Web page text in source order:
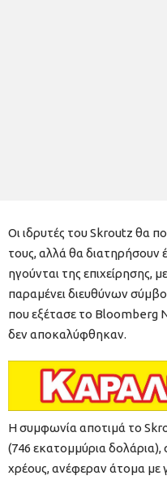
Οι ιδρυτές του Skroutz θα
τους, αλλά θα διατηρήσουν
ηγούνται της επιχείρησης,
παραμένει διευθύνων
που εξέτασε το Bloomberg
δεν αποκαλύφθηκαν.
Η συμφωνία αποτιμά το
(746 εκατομμύρια
χρέους, ανέφεραν άτομα